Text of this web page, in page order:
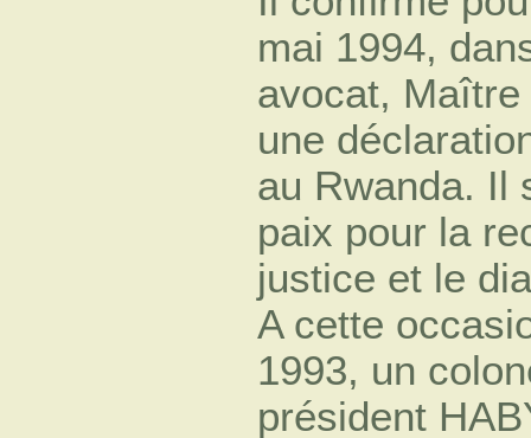
mai 1994,
avocat,
une
au Rwanda. Il
paix pour la
justice et le
A cette
1993, un
président